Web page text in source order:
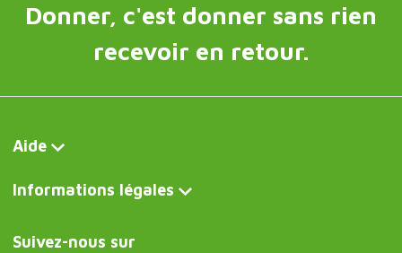
Donner, c'est donner sans rien
recevoir en retour.
Aide
Informations légales
Suivez-nous sur